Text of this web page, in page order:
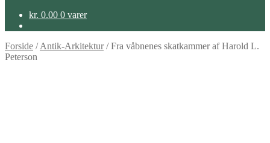
kr. 0.00 0 varer
Forside /Antik-Arkitektur/Fra våbnenes skatkammer af Harold L.
Peterson